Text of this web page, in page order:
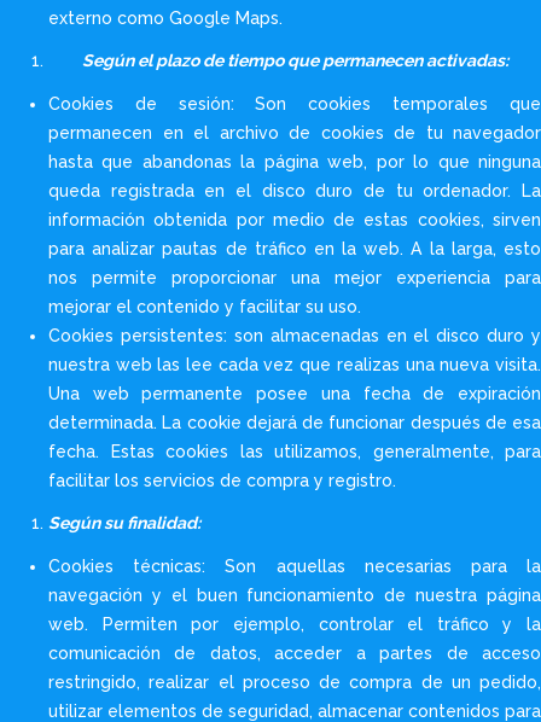
externo como Google Maps.
Según el plazo de tiempo que permanecen activadas:
Cookies de sesión: Son cookies temporales que
permanecen en el archivo de cookies de tu navegador
hasta que abandonas la página web, por lo que ninguna
queda registrada en el disco duro de tu ordenador. La
información obtenida por medio de estas cookies, sirven
para analizar pautas de tráfico en la web. A la larga, esto
nos permite proporcionar una mejor experiencia para
mejorar el contenido y facilitar su uso.
Cookies persistentes: son almacenadas en el disco duro y
nuestra web las lee cada vez que realizas una nueva visita.
Una web permanente posee una fecha de expiración
determinada. La cookie dejará de funcionar después de esa
fecha. Estas cookies las utilizamos, generalmente, para
facilitar los servicios de compra y registro.
Según su finalidad:
Cookies técnicas: Son aquellas necesarias para la
navegación y el buen funcionamiento de nuestra página
web. Permiten por ejemplo, controlar el tráfico y la
comunicación de datos, acceder a partes de acceso
restringido, realizar el proceso de compra de un pedido,
utilizar elementos de seguridad, almacenar contenidos para